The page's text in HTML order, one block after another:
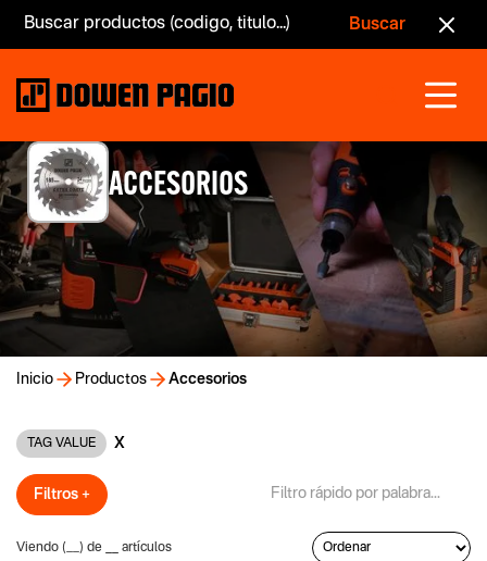
Inicio Productos Accesorios
ACCESORIOS
TAG VALUE X
Filtros +
Viendo ( ) de artículos